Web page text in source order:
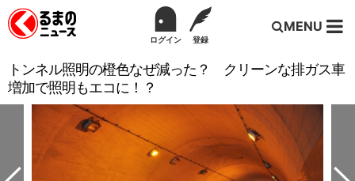
ログイン 登録
MENU
トンネル照明の橙色なぜ減った？ クリーンな排ガス車
増加で照明もエコに！？